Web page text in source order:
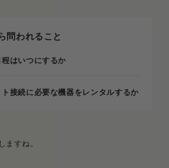
問われること
はいつにするか
接続に必要な機器をレンタルするか
ますね。